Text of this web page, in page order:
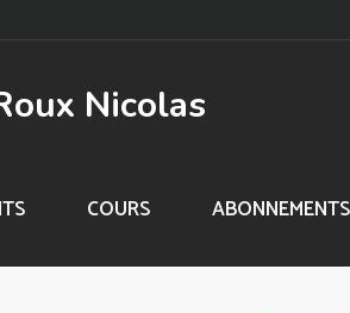
Nicolas
COURS ABONNEMENTS